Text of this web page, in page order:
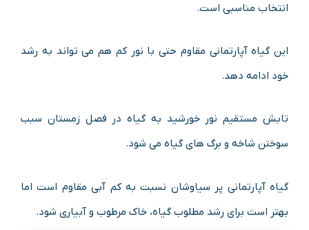
انتخاب مناسبی است.
این گیاه آپارتمانی مقاوم حتی با نور کم هم می تواند به رشد
خود ادامه دهد.
تابش مستقیم نور خورشید به گیاه در فصل زمستان سبب
سوختن شاخه و برگ های گیاه می شود.
گیاه آپارتمانی پر سیاوشان نسبت به کم آبی مقاوم است اما
بهتر است برای رشد مطلوب گیاه، خاک مرطوب و آبیاری شود.